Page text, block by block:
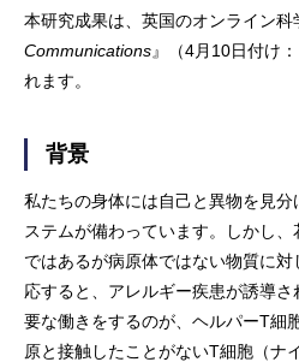
本研究成果は、英国のオンライン科
Communications』（4月10日付け
れます。
背景
私たちの身体には自己と異物を見
ステムが備わっています。しかし
ではあるが病原体ではない物質に
応すると、アレルギー疾患が誘導
要な働きをするのが、ヘルパーT細
原と接触したことがないT細胞（ナ